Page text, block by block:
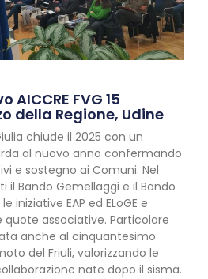
FVG 15
della Regione, Udine
chiude il 2025 con un
al nuovo anno confermando
e sostegno ai Comuni. Nel
il Bando Gemellaggi e il Bando
iniziative EAP ed ELoGE e
associative. Particolare
anche al cinquantesimo
del Friuli, valorizzando le
nate dopo il sisma.